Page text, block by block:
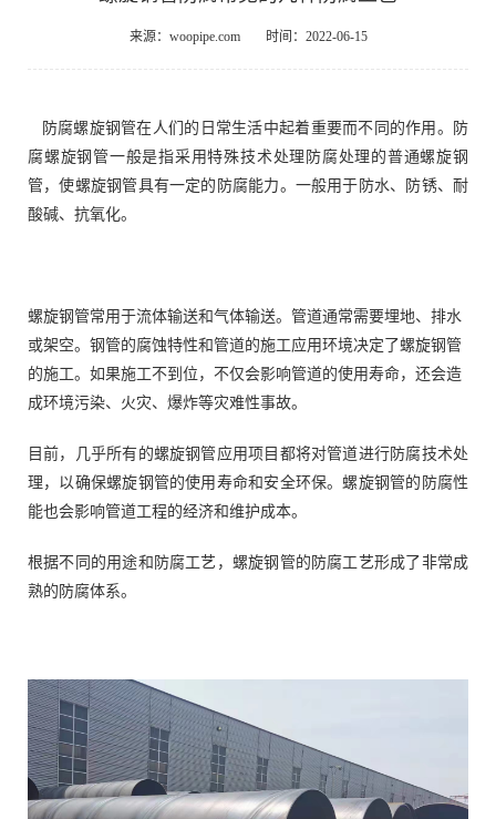
来源：woopipe.com 时间：2022-06-15
防腐螺旋钢管在人们的日常生活中起着重要而不同的作用。防
腐螺旋钢管一般是指采用特殊技术处理防腐处理的普通螺旋钢
管，使螺旋钢管具有一定的防腐能力。一般用于防水、防锈、耐
酸碱、抗氧化。
螺旋钢管常用于流体输送和气体输送。管道通常需要埋地、排水
或架空。钢管的腐蚀特性和管道的施工应用环境决定了螺旋钢管
的施工。如果施工不到位，不仅会影响管道的使用寿命，还会造
成环境污染、火灾、爆炸等灾难性事故。
目前，几乎所有的螺旋钢管应用项目都将对管道进行防腐技术处
理，以确保螺旋钢管的使用寿命和安全环保。螺旋钢管的防腐性
能也会影响管道工程的经济和维护成本。
根据不同的用途和防腐工艺，螺旋钢管的防腐工艺形成了非常成
熟的防腐体系。